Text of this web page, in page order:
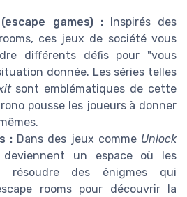
games) :Inspirés des
ces jeux de société vous
différents défis pour "vous
donnée. Les séries telles
sont emblématiques de cette
pousse les joueurs à donner
:Dans des jeux comme Unlock
un espace où les
résoudre des énigmes qui
rooms pour découvrir la